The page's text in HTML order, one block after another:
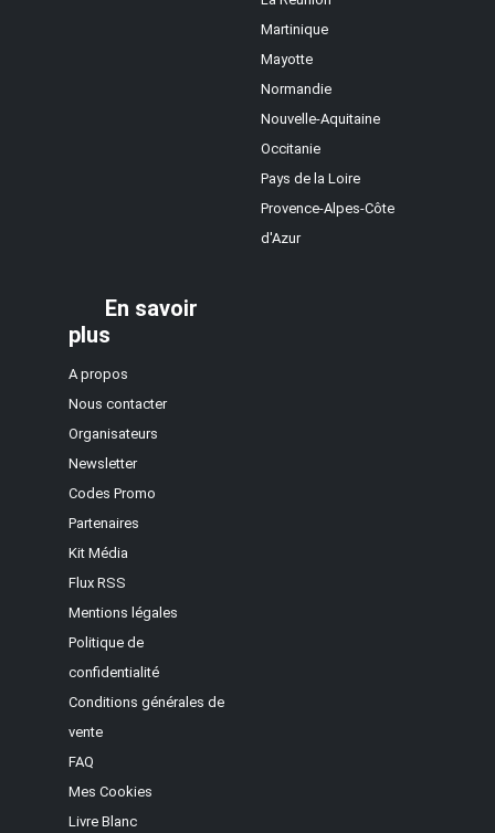
Martinique
Mayotte
Normandie
Nouvelle-Aquitaine
Occitanie
Pays de la Loire
Provence-Alpes-Côte
d'Azur
En savoir
plus
A propos
Nous contacter
Organisateurs
Newsletter
Codes Promo
Partenaires
Kit Média
Flux RSS
Mentions légales
Politique de
confidentialité
Conditions générales de
vente
FAQ
Mes Cookies
Livre Blanc